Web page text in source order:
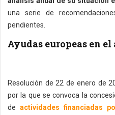
una serie de
pendientes.
Ayudas europeas en
Resolución de 22 de enero de
por la que se convoca la
de actividades financiadas